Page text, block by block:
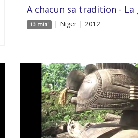
A chacun sa tradition - La
13 min' | Niger | 2012